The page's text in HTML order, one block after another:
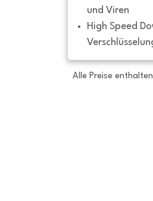
und Viren
High Speed
Alle Preise